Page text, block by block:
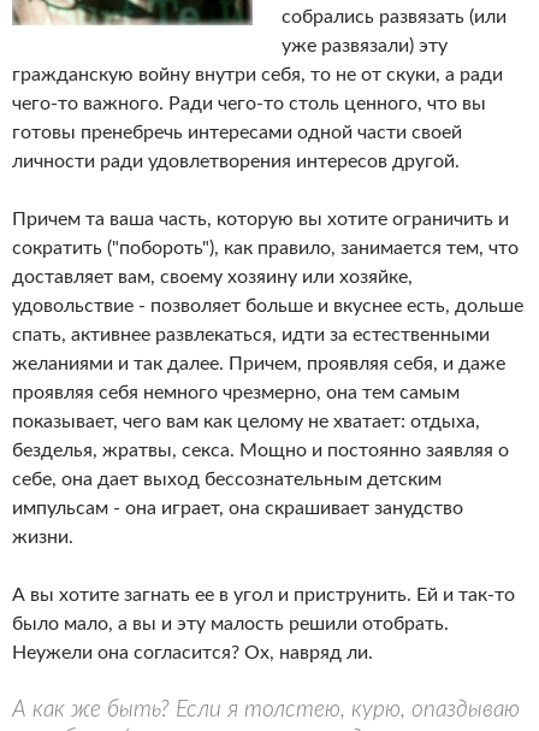
собрались развязать (или
уже развязали) эту
гражданскую войну внутри себя, то не от скуки, а ради
чего-то важного. Ради чего-то столь ценного, что вы
готовы пренебречь интересами одной части своей
личности ради удовлетворения интересов другой.
Причем та ваша часть, которую вы хотите ограничить и
сократить ("побороть"), как правило, занимается тем, что
доставляет вам, своему хозяину или хозяйке,
удовольствие - позволяет больше и вкуснее есть, дольше
спать, активнее развлекаться, идти за естественными
желаниями и так далее. Причем, проявляя себя, и даже
проявляя себя немного чрезмерно, она тем самым
показывает, чего вам как целому не хватает: отдыха,
безделья, жратвы, секса. Мощно и постоянно заявляя о
себе, она дает выход бессознательным детским
импульсам - она играет, она скрашивает занудство
жизни.
А вы хотите загнать ее в угол и приструнить. Ей и так-то
было мало, а вы и эту малость решили отобрать.
Неужели она согласится? Ох, навряд ли.
А как же быть? Если я толстею, курю, опаздываю